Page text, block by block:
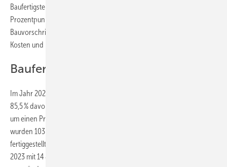
Baufertigstelllungen im Jahr 2023 Erdgas kräftig verloren hat: 7,9 %
Prozentpunkte. 2024 dürfte sich dies fortsetzen: Energiekrise,
Bauvorschriften, Förderprogramme, Energiepreise sowie die CO
Kosten und ihre Aufteilung haben das Blatt gewendet.
Baufertigstellungen 2023
Im Jahr 2023 wurden insgesamt 96 827 Wohngebäude fertiggestellt.
85,5 % davon waren Ein- und Zweifamilienhäuser. Ihr Anteil hat sich
um einen Prozentpunkt gegenüber dem Vorjahr verringert, 2022
wurden 103 525 Wohngebäude fertiggestellt. Die Anzahl der
fertiggestellten Wohngebäude mit 3 oder mehr Wohneinheiten blieb
2023 mit 14 873 gegenüber dem Vorjahreswert von 14 822 praktisch